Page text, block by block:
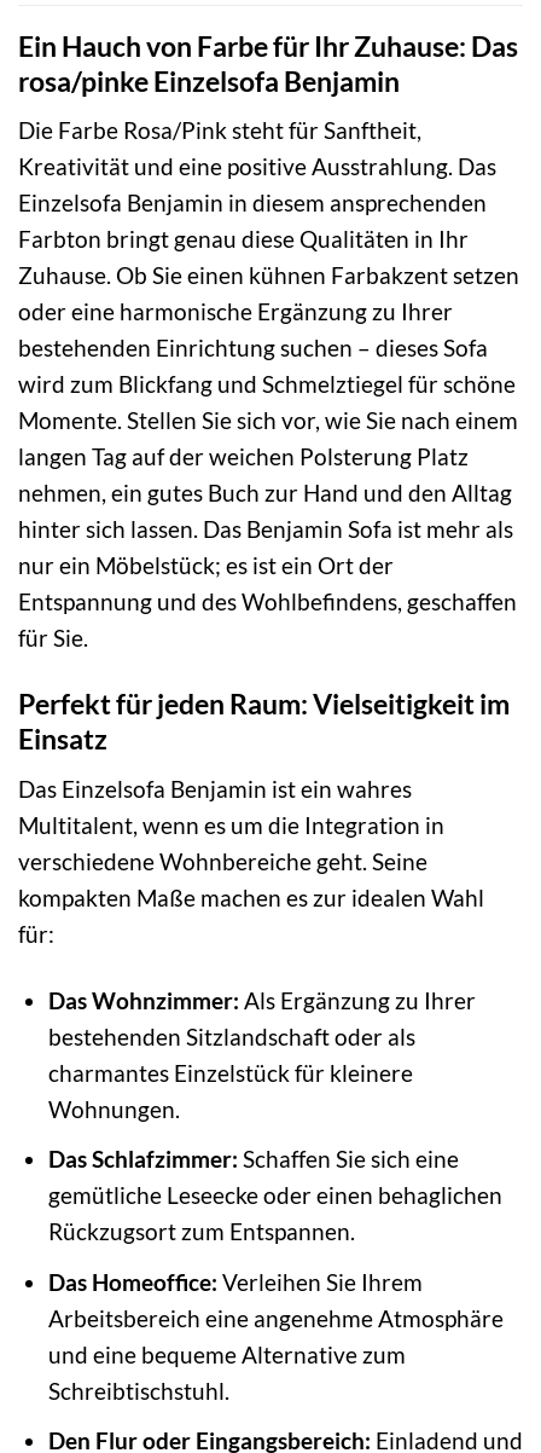
Ein Hauch von Farbe für Ihr Zuhause: Das
rosa/pinke Einzelsofa Benjamin
Die Farbe Rosa/Pink steht für Sanftheit,
Kreativität und eine positive Ausstrahlung. Das
Einzelsofa Benjamin in diesem ansprechenden
Farbton bringt genau diese Qualitäten in Ihr
Zuhause. Ob Sie einen kühnen Farbakzent setzen
oder eine harmonische Ergänzung zu Ihrer
bestehenden Einrichtung suchen – dieses Sofa
wird zum Blickfang und Schmelztiegel für schöne
Momente. Stellen Sie sich vor, wie Sie nach einem
langen Tag auf der weichen Polsterung Platz
nehmen, ein gutes Buch zur Hand und den Alltag
hinter sich lassen. Das Benjamin Sofa ist mehr als
nur ein Möbelstück; es ist ein Ort der
Entspannung und des Wohlbefindens, geschaffen
für Sie.
Perfekt für jeden Raum: Vielseitigkeit im
Einsatz
Das Einzelsofa Benjamin ist ein wahres
Multitalent, wenn es um die Integration in
verschiedene Wohnbereiche geht. Seine
kompakten Maße machen es zur idealen Wahl
für:
Das Wohnzimmer: Als Ergänzung zu Ihrer
bestehenden Sitzlandschaft oder als
charmantes Einzelstück für kleinere
Wohnungen.
Das Schlafzimmer: Schaffen Sie sich eine
gemütliche Leseecke oder einen behaglichen
Rückzugsort zum Entspannen.
Das Homeoffice: Verleihen Sie Ihrem
Arbeitsbereich eine angenehme Atmosphäre
und eine bequeme Alternative zum
Schreibtischstuhl.
Den Flur oder Eingangsbereich: Einladend und